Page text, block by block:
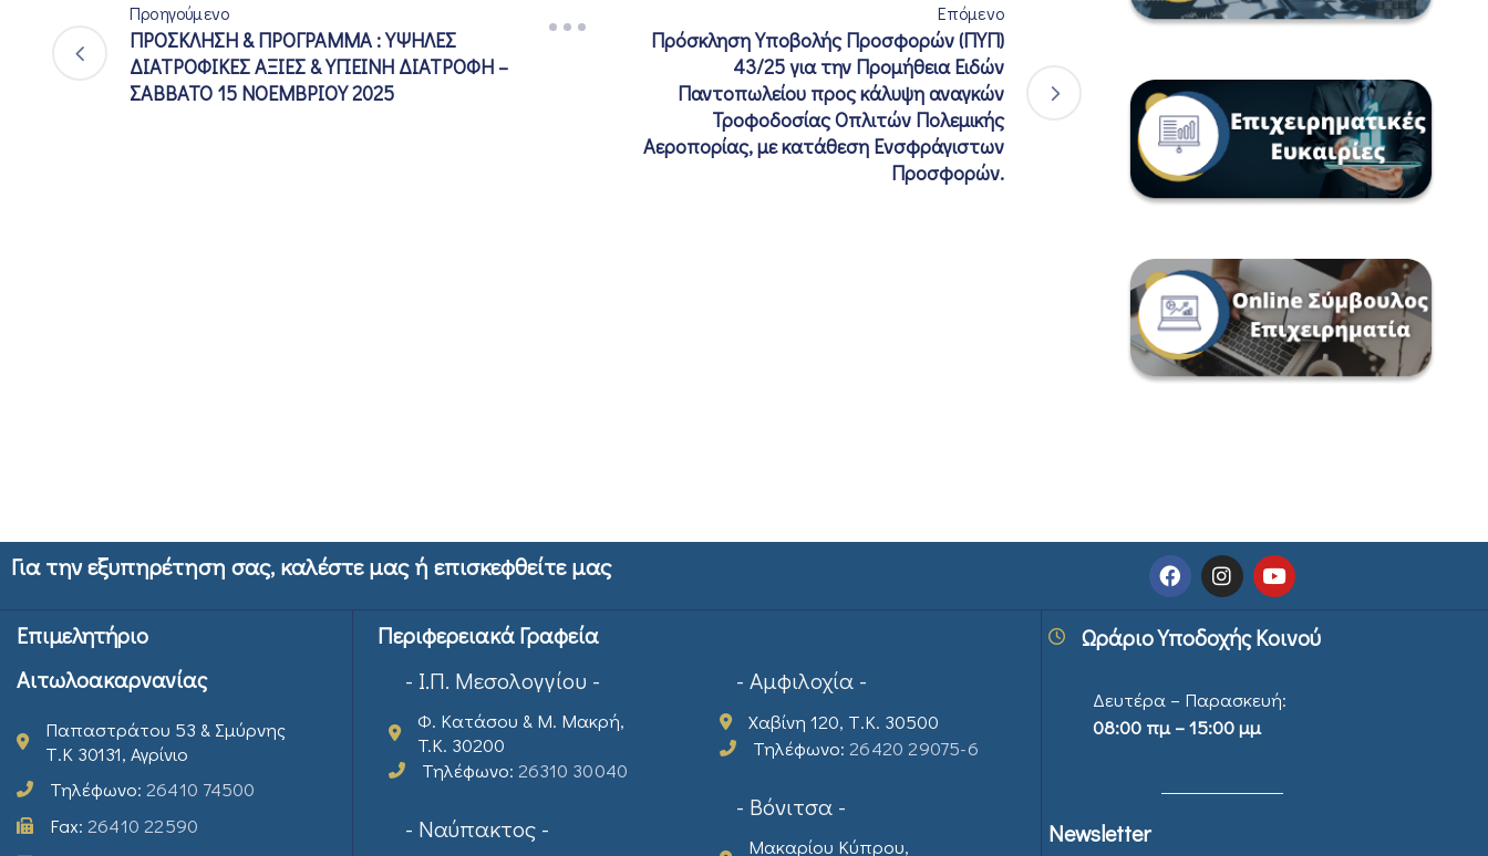
Προηγούμενο
ΠΡΟΣΚΛΗΣΗ & ΠΡΟΓΡΑΜΜΑ : ΥΨΗΛΕΣ
ΔΙΑΤΡΟΦΙΚΕΣ ΑΞΙΕΣ & ΥΓΙΕΙΝΗ ΔΙΑΤΡΟΦΗ –
ΣΑΒΒΑΤΟ 15 ΝΟΕΜΒΡΙΟΥ 2025
Επόμενο
Πρόσκληση Υποβολής Προσφορών (ΠΥΠ)
43/25 για την Προμήθεια Ειδών
Παντοπωλείου προς κάλυψη αναγκών
Τροφοδοσίας Οπλιτών Πολεμικής
Αεροπορίας, με κατάθεση Ενσφράγιστων
Προσφορών.
Για την εξυπηρέτηση σας, καλέστε μας ή επισκεφθείτε μας
Επιμελητήριο
Αιτωλοακαρνανίας
Παπαστράτου 53 & Σμύρνης
Τ.Κ 30131, Αγρίνιο
Τηλέφωνο: 26410 74500
Fax: 26410 22590
Περιφερειακά Γραφεία
- Ι.Π. Μεσολογγίου -
Φ. Κατάσου & Μ. Μακρή,
T.K. 30200
Τηλέφωνο: 26310 30040
- Ναύπακτος -
- Αμφιλοχία -
Χαβίνη 120, Τ.Κ. 30500
Τηλέφωνο:26420 29075-6
- Βόνιτσα -
Μακαρίου Κύπρου,
Ωράριο Υποδοχής Κοινού
Δευτέρα – Παρασκευή:
08:00 πμ – 15:00 μμ
Newsletter